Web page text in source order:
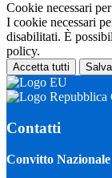
Cookie necessari
I cookie necessari
disabilitati. È
policy.
Accetta tutti
Contatti
Convitto